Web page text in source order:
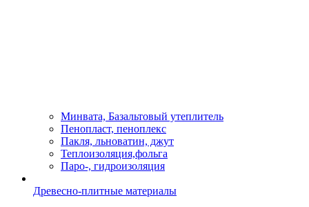
Минвата, Базальтовый утеплитель
Пенопласт, пеноплекс
Пакля, льноватин, джут
Теплоизоляция,фольга
Паро-, гидроизоляция
Древесно-плитные материалы